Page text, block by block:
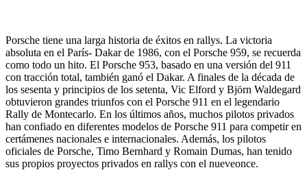
Porsche tiene una larga historia de éxitos en rallys. La victoria
absoluta en el París- Dakar de 1986, con el Porsche 959, se recuerda
como todo un hito. El Porsche 953, basado en una versión del 911
con tracción total, también ganó el Dakar. A finales de la década de
los sesenta y principios de los setenta, Vic Elford y Björn Waldegard
obtuvieron grandes triunfos con el Porsche 911 en el legendario
Rally de Montecarlo. En los últimos años, muchos pilotos privados
han confiado en diferentes modelos de Porsche 911 para competir en
certámenes nacionales e internacionales. Además, los pilotos
oficiales de Porsche, Timo Bernhard y Romain Dumas, han tenido
sus propios proyectos privados en rallys con el nueveonce.